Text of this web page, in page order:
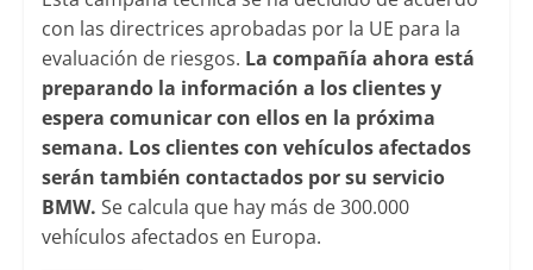
con las directrices aprobadas por la UE para la
evaluación de riesgos. La compañía ahora está
preparando la información a los clientes y
espera comunicar con ellos en la próxima
semana. Los clientes con vehículos afectados
serán también contactados por su servicio
BMW. Se calcula que hay más de 300.000
vehículos afectados en Europa.